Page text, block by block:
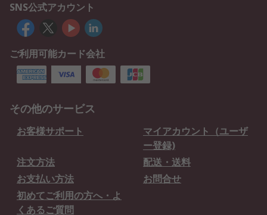
SNS公式アカウント
ご利用可能カード会社
その他のサービス
お客様サポート
マイアカウント（ユーザ
ー登録)
注文方法
配送・送料
お支払い方法
お問合せ
初めてご利用の方へ・よ
くあるご質問